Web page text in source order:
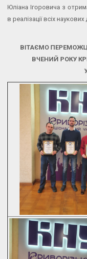
Юліана Ігоровича з
в реалізації всіх
ВІТАЄМО
ВЧЕНИЙ РОКУ